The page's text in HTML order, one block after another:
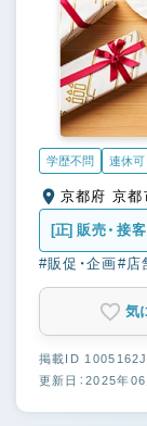
学歴不問 連休可
京都府
[正] 販売・接客
#販促・企画#店
気
掲載ID 1005162J
更新日：2025年